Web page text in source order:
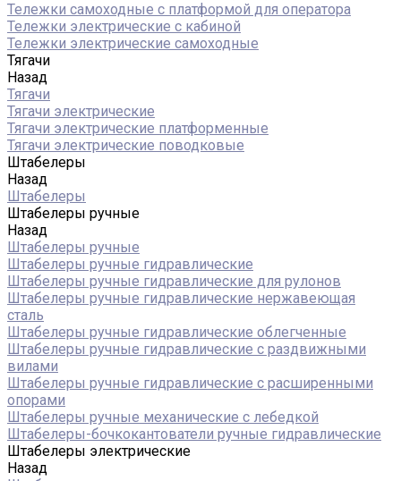
Тележки самоходные с платформой для оператора
Тележки электрические с кабиной
Тележки электрические самоходные
Тягачи
Назад
Тягачи
Тягачи электрические
Тягачи электрические платформенные
Тягачи электрические поводковые
Штабелеры
Назад
Штабелеры
Штабелеры ручные
Назад
Штабелеры ручные
Штабелеры ручные гидравлические
Штабелеры ручные гидравлические для рулонов
Штабелеры ручные гидравлические нержавеющая
сталь
Штабелеры ручные гидравлические облегченные
Штабелеры ручные гидравлические с раздвижными
вилами
Штабелеры ручные гидравлические с расширенными
опорами
Штабелеры ручные механические с лебедкой
Штабелеры-бочкокантователи ручные гидравлические
Штабелеры электрические
Назад